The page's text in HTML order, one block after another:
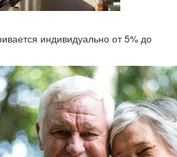
индивидуально от 5% до